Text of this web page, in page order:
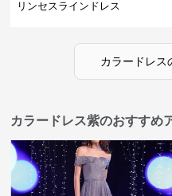
カラードレス